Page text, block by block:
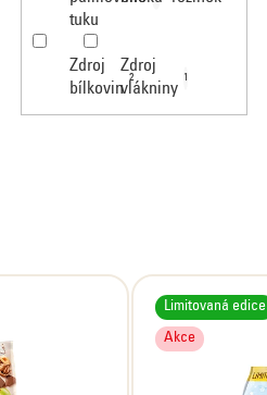
tuku
Zdroj
bílkovin
2
Zdroj
vlákniny
1
Akce
Limitovaná edice